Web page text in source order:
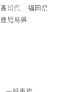
高知県
福岡県
鹿児島県